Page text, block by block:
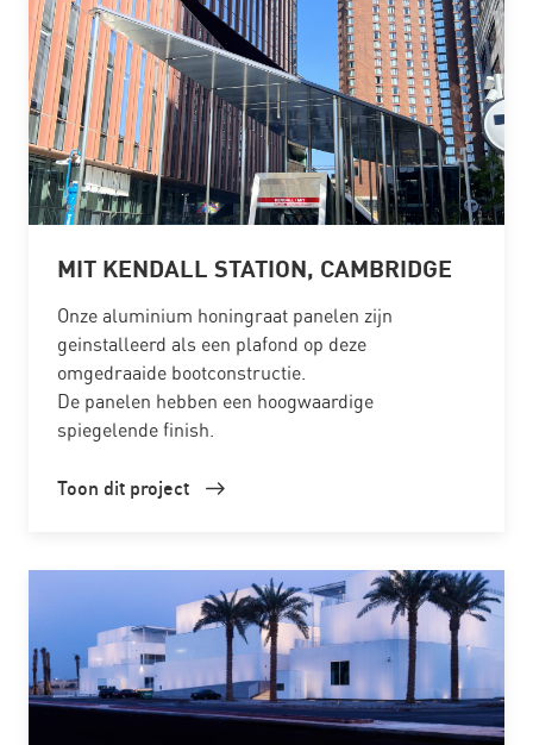
MIT KENDALL STATION, CAMBRIDGE
Onze aluminium honingraat panelen zijn
geinstalleerd als een plafond op deze
omgedraaide bootconstructie.
De panelen hebben een hoogwaardige
spiegelende finish.
Toon dit project